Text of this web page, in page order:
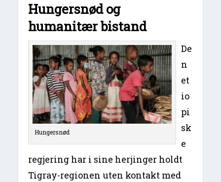
Hungersnød og
humanitær bistand
Hungersnød
De
n
et
io
pi
sk
e
regjering har i sine herjinger holdt
Tigray-regionen uten kontakt med